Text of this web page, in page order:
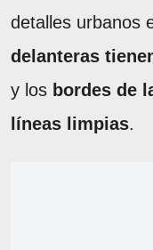
detalles urbanos
delanteras
y los bordes de
líneas limpias.